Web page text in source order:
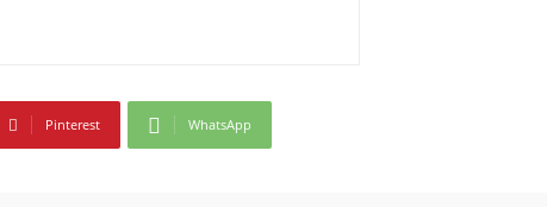
Pinterest WhatsApp